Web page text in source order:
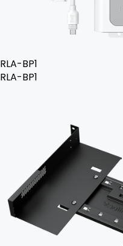
RLA-BP1
RLA-BP1